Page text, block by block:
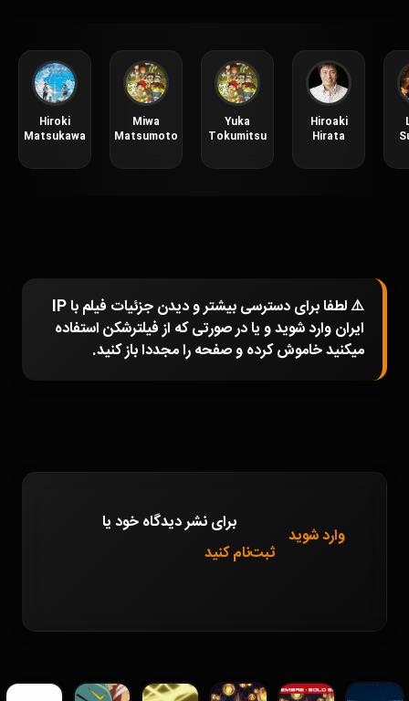
Hiroki
Matsukawa
Miwa
Matsumoto
Yuka
Tokumitsu
Hiroaki
Hirata
⚠️ لطفا برای دسترسی بیشتر و دیدن جزئیات فیلم با IP
ایران وارد شوید و یا در صورتی که از فیلترشکن استفاده
میکنید خاموش کرده و صفحه را مجددا باز کنید.
برای نشر دیدگاه خود
وارد شوید
یا
ثبت‌نام کنید